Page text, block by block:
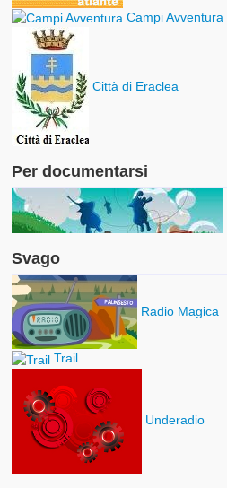
Campi Avventura
Città di Eraclea
Per documentarsi
Svago
Radio Magica
Trail
Underadio